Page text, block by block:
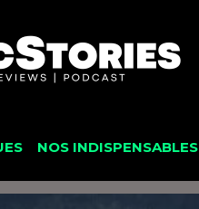
NOS INDISPENSABLES